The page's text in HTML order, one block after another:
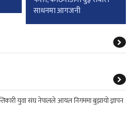
साधनमा आगजनी